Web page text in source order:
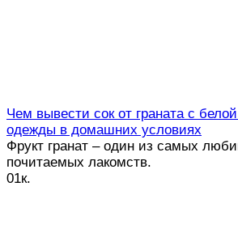
Чем вывести сок от граната с
одежды в домашних условиях
Фрукт гранат – один из самых
почитаемых лакомств.
01к.